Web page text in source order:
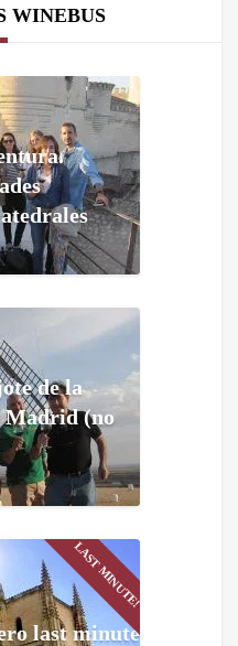
WINEBUS
de la
Madrid (no
LAST MINUTE!
last minute